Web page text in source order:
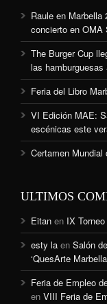
Raule en
concierto en OMA
The Burger Cup
las
Feria del Libro
VI Edición MAE:
escénicas este
Certamen
ULTIMOS
Eitan en IX
esty la en Salón
‘QuesArte
Feria de Empleo
en VIII Feria de